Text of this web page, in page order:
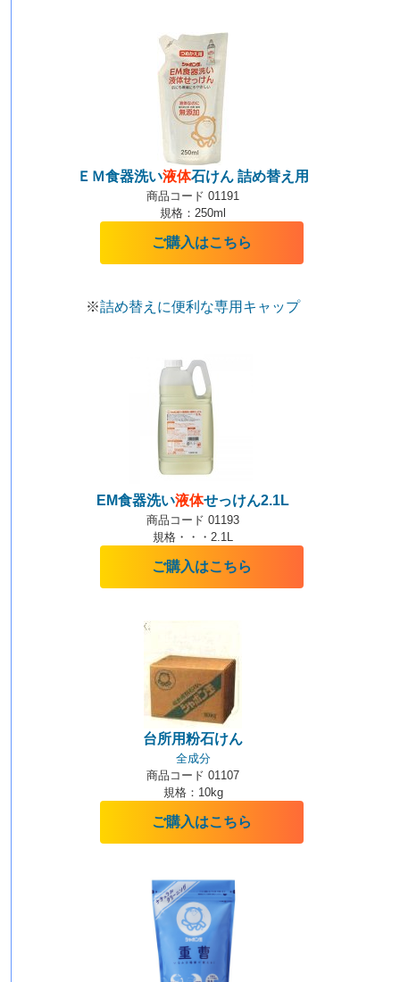
ＥＭ食器洗い液体石けん 詰め替え用
商品コード 01191
規格：250ml
ご購入はこちら
※詰め替えに便利な専用キャップ
EM食器洗い液体せっけん2.1L
商品コード 01193
規格・・・2.1L
ご購入はこちら
台所用粉石けん
全成分
商品コード 01107
規格：10kg
ご購入はこちら